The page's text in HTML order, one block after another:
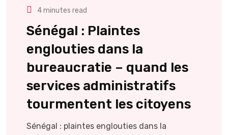
4 minutes read
Sénégal : Plaintes
englouties dans la
bureaucratie – quand les
services administratifs
tourmentent les citoyens
Sénégal : plaintes englouties dans la